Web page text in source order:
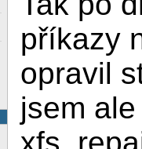
příkazy
opravil
jsem